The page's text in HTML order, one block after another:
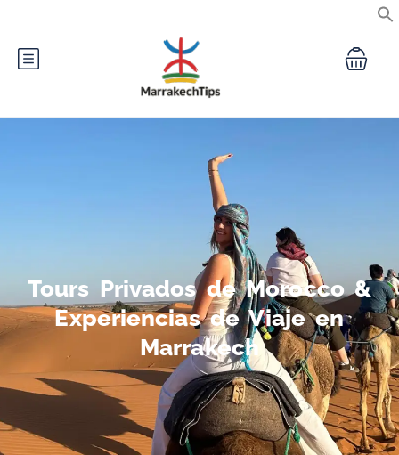
Tours Privados de Morocco &
Experiencias de Viaje en
Marrakech